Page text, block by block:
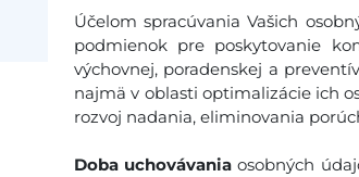
Účelom spracúvania Vašich
podmienok pre poskytovanie
výchovnej, poradenskej a
najmä v oblasti optimalizácie ich
rozvoj nadania, eliminovania
Doba uchovávania osobných